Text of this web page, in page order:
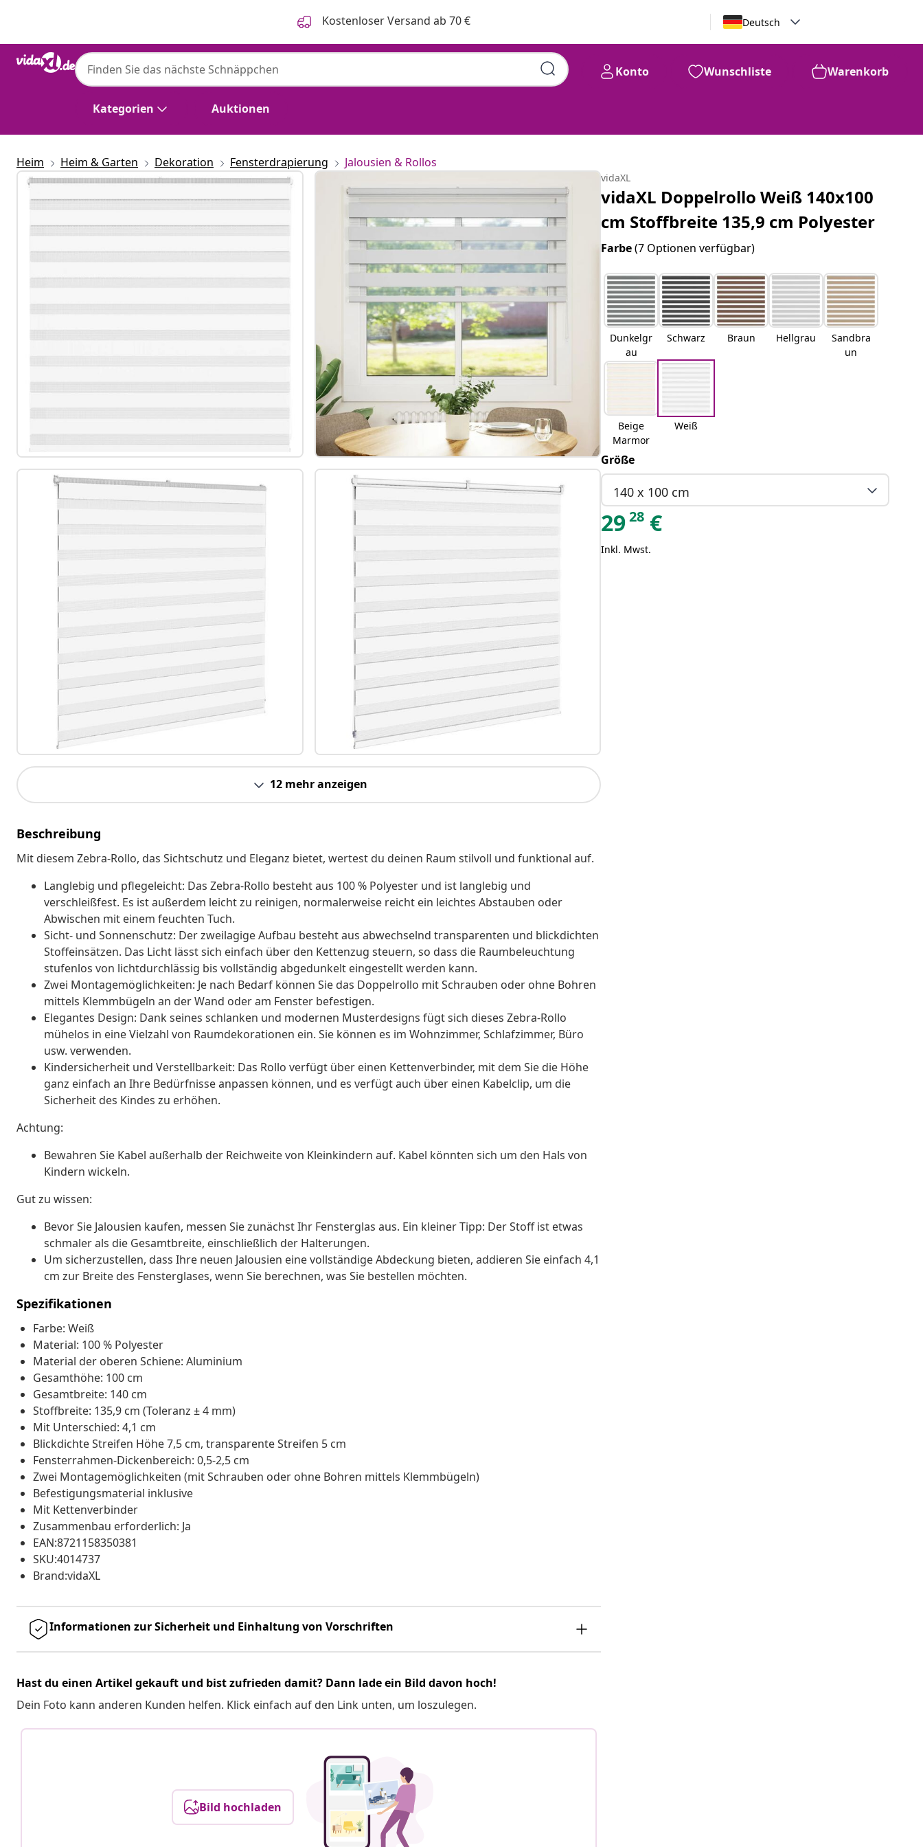
Kostenloser Versand ab 70 € Deutsch
Kategorien Auktionen
Konto Wunschliste Warenkorb
Heim Heim & Garten Dekoration Fensterdrapierung Jalousien & Rollos
12 mehr anzeigen
Beschreibung
Mit diesem Zebra-Rollo, das Sichtschutz und Eleganz bietet, wertest du deinen Raum stilvoll und funktional auf.
Langlebig und pflegeleicht: Das Zebra-Rollo besteht aus 100 % Polyester und ist langlebig und
verschleißfest. Es ist außerdem leicht zu reinigen, normalerweise reicht ein leichtes Abstauben oder
Abwischen mit einem feuchten Tuch.
Sicht- und Sonnenschutz: Der zweilagige Aufbau besteht aus abwechselnd transparenten und blickdichten
Stoffeinsätzen. Das Licht lässt sich einfach über den Kettenzug steuern, so dass die Raumbeleuchtung
stufenlos von lichtdurchlässig bis vollständig abgedunkelt eingestellt werden kann.
Zwei Montagemöglichkeiten: Je nach Bedarf können Sie das Doppelrollo mit Schrauben oder ohne Bohren
mittels Klemmbügeln an der Wand oder am Fenster befestigen.
Elegantes Design: Dank seines schlanken und modernen Musterdesigns fügt sich dieses Zebra-Rollo
mühelos in eine Vielzahl von Raumdekorationen ein. Sie können es im Wohnzimmer, Schlafzimmer, Büro
usw. verwenden.
Kindersicherheit und Verstellbarkeit: Das Rollo verfügt über einen Kettenverbinder, mit dem Sie die Höhe
ganz einfach an Ihre Bedürfnisse anpassen können, und es verfügt auch über einen Kabelclip, um die
Sicherheit des Kindes zu erhöhen.
Achtung:
Bewahren Sie Kabel außerhalb der Reichweite von Kleinkindern auf. Kabel könnten sich um den Hals von
Kindern wickeln.
Gut zu wissen:
Bevor Sie Jalousien kaufen, messen Sie zunächst Ihr Fensterglas aus. Ein kleiner Tipp: Der Stoff ist etwas
schmaler als die Gesamtbreite, einschließlich der Halterungen.
Um sicherzustellen, dass Ihre neuen Jalousien eine vollständige Abdeckung bieten, addieren Sie einfach 4,1
cm zur Breite des Fensterglases, wenn Sie berechnen, was Sie bestellen möchten.
Spezifikationen
Farbe: Weiß
Material: 100 % Polyester
Material der oberen Schiene: Aluminium
Gesamthöhe: 100 cm
Gesamtbreite: 140 cm
Stoffbreite: 135,9 cm (Toleranz ± 4 mm)
Mit Unterschied: 4,1 cm
Blickdichte Streifen Höhe 7,5 cm, transparente Streifen 5 cm
Fensterrahmen-Dickenbereich: 0,5-2,5 cm
Zwei Montagemöglichkeiten (mit Schrauben oder ohne Bohren mittels Klemmbügeln)
Befestigungsmaterial inklusive
Mit Kettenverbinder
Zusammenbau erforderlich: Ja
EAN:8721158350381
SKU:4014737
Brand:vidaXL
Informationen zur Sicherheit und Einhaltung von Vorschriften
Hast du einen Artikel gekauft und bist zufrieden damit? Dann lade ein Bild davon hoch!
Dein Foto kann anderen Kunden helfen. Klick einfach auf den Link unten, um loszulegen.
Bild hochladen
vidaXL
vidaXL Doppelrollo Weiß 140x100
cm Stoffbreite 135,9 cm Polyester
Farbe(7 Optionen verfügbar)
Dunkelgr
au
Schwarz Braun Hellgrau
Sandbra
un
Beige
Marmor
Weiß
Größe
140 x 100 cm
2928 €
Inkl. Mwst.